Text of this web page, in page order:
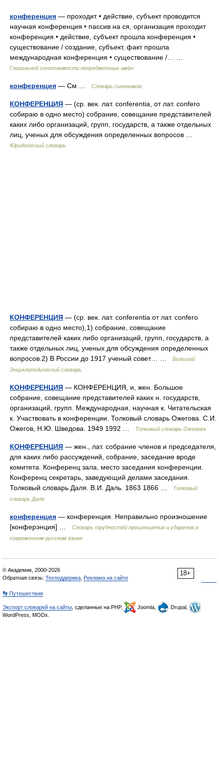
конференция — проходит • действие, субъект проводится
научная конференция • пассив на ся, организация проходит
конференция • действие, субъект прошла конференция •
существование / создание, субъект, факт прошла
международная конференция • существование /… …
Глагольной сочетаемости непредметных имён
конференция — См … Словарь синонимов
КОНФЕРЕНЦИЯ — (ср. век. лат. conferentia, от лат. confero
собираю в одно место) собрание, совещание представителей
каких либо организаций, групп, государств, а также отдельных
лиц, ученых для обсуждения определенных вопросов …
Юридический словарь
КОНФЕРЕНЦИЯ — (ср. век. лат. conferentia от лат. confero
собираю в одно место),1) собрание, совещание
представителей каких либо организаций, групп, государств, а
также отдельных лиц, ученых для обсуждения определенных
вопросов.2) В России до 1917 ученый совет… …
Большой
Энциклопедический словарь
КОНФЕРЕНЦИЯ — КОНФЕРЕНЦИЯ, и, жен. Большое
собрание, совещание представителей каких н. государств,
организаций, групп. Международная, научная к. Читательская
к. Участвовать в конференции. Толковый словарь Ожегова. С.И.
Ожегов, Н.Ю. Шведова. 1949 1992 …
Толковый словарь Ожегова
КОНФЕРЕНЦИЯ — жен., лат. собрание членов и председателя,
для каких либо рассуждений, собрание, заседание вроде
комитета. Конференц зала, место заседания конференции.
Конференц секретарь, заведующий делами заседания.
Толковый словарь Даля. В.И. Даль. 1863 1866 …
Толковый
словарь Даля
конференция — конференция. Неправильно произношение
[конферэнция] …
Словарь трудностей произношения и ударения в
современном русском языке
18+
© Академик, 2000-2026
Обратная связь: Техподдержка Реклама на сайте
👣 Путешествия
Экспорт словарей на сайты , сделанные на PHP, Joomla,
Drupal,
WordPress, MODx.